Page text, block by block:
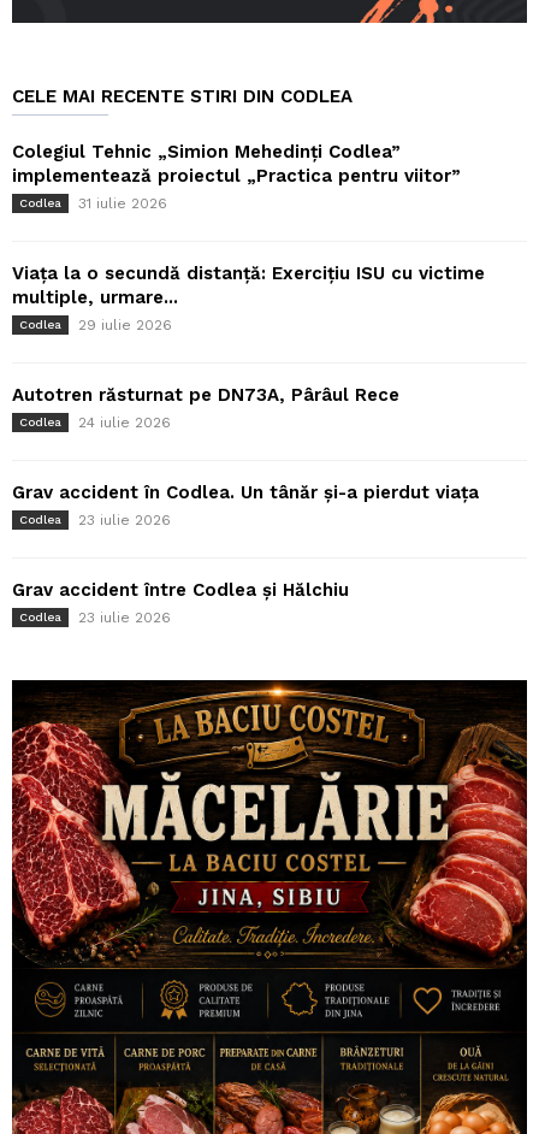
CELE MAI RECENTE STIRI DIN CODLEA
Colegiul Tehnic „Simion Mehedinți Codlea”
implementează proiectul „Practica pentru viitor”
Codlea 31 iulie 2026
Viața la o secundă distanță: Exercițiu ISU cu victime
multiple, urmare...
Codlea 29 iulie 2026
Autotren răsturnat pe DN73A, Pârâul Rece
Codlea 24 iulie 2026
Grav accident în Codlea. Un tânăr și-a pierdut viața
Codlea 23 iulie 2026
Grav accident între Codlea și Hălchiu
Codlea 23 iulie 2026